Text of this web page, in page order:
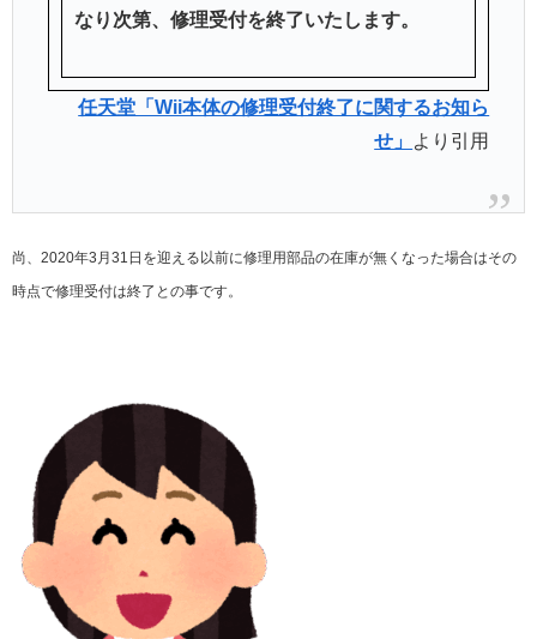
なり次第、修理受付を終了いたします。
任天堂「Wii本体の修理受付終了に関するお知ら
せ」 より引用
尚、2020年3月31日を迎える以前に修理用部品の在庫が無くなった場合はその
時点で修理受付は終了との事です。